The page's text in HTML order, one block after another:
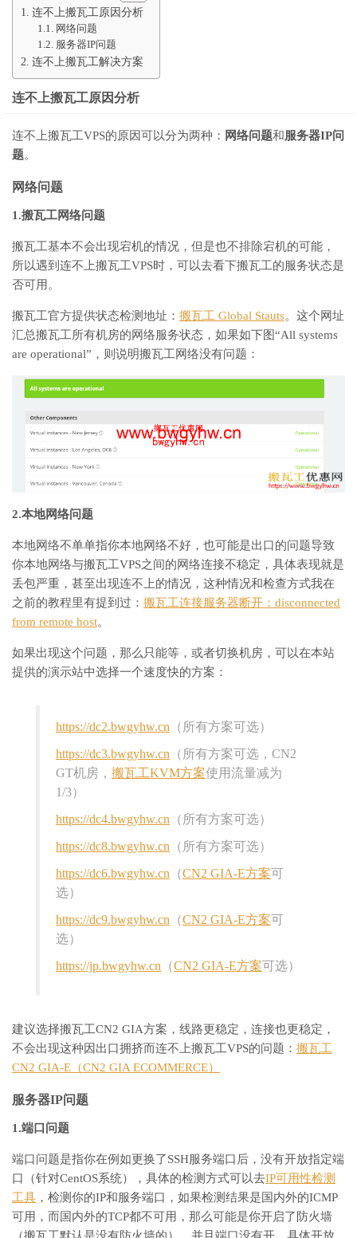
连不上搬瓦工原因分析
网络问题
服务器IP问题
连不上搬瓦工解决方案
连不上搬瓦工原因分析
连不上搬瓦工VPS的原因可以分为两种： 网络问题和服务器IP问
题。
网络问题
1.搬瓦工网络问题
搬瓦工基本不会出现宕机的情况，但是也不排除宕机的可能，
所以遇到连不上搬瓦工VPS时，可以去看下搬瓦工的服务状态是
否可用。
搬瓦工官方提供状态检测地址： 搬瓦工 Global Stauts。这个网址
汇总搬瓦工所有机房的网络服务状态，如果如下图“All systems
are operational”，则说明搬瓦工网络没有问题：
2.本地网络问题
本地网络不单单指你本地网络不好，也可能是出口的问题导致
你本地网络与搬瓦工VPS之间的网络连接不稳定，具体表现就是
丢包严重，甚至出现连不上的情况，这种情况和检查方式我在
之前的教程里有提到过： 搬瓦工连接服务器断开：disconnected
from remote host。
如果出现这个问题，那么只能等，或者切换机房，可以在本站
提供的演示站中选择一个速度快的方案：
https://dc2.bwgyhw.cn （所有方案可选）
https://dc3.bwgyhw.cn （所有方案可选，CN2
GT机房， 搬瓦工KVM方案使用流量减为
1/3）
https://dc4.bwgyhw.cn （所有方案可选）
https://dc8.bwgyhw.cn （所有方案可选）
https://dc6.bwgyhw.cn （CN2 GIA-E方案可
选）
https://dc9.bwgyhw.cn （CN2 GIA-E方案可
选）
https://jp.bwgyhw.cn （CN2 GIA-E方案可选）
建议选择搬瓦工CN2 GIA方案，线路更稳定，连接也更稳定，
不会出现这种因出口拥挤而连不上搬瓦工VPS的问题： 搬瓦工
CN2 GIA-E（CN2 GIA ECOMMERCE）
服务器IP问题
1.端口问题
端口问题是指你在例如更换了SSH服务端口后，没有开放指定端
口（针对CentOS系统），具体的检测方式可以去IP可用性检测
工具 ，检测你的IP和服务端口，如果检测结果是国内外的ICMP
可用，而国内外的TCP都不可用，那么可能是你开启了防火墙